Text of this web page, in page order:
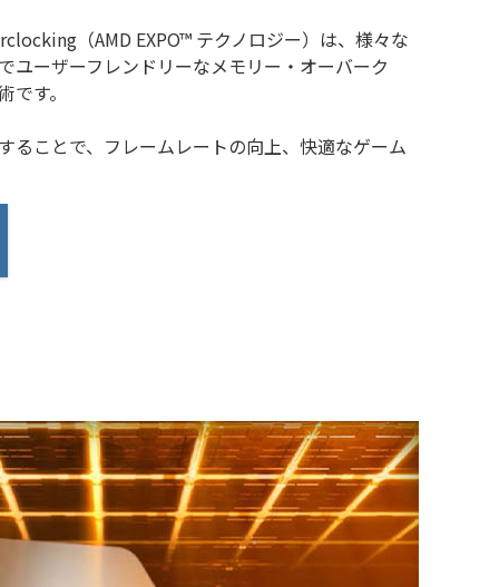
（AMD EXPO™ テクノロジー）は、様々な
ユーザーフレンドリーなメモリー・オーバーク
す。
ることで、フレームレートの向上、快適なゲーム